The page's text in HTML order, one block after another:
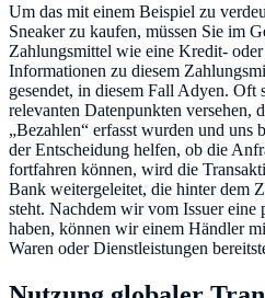
Um das mit einem Beispiel zu
Sneaker zu kaufen, müssen Sie im
Zahlungsmittel wie eine Kredit-
Informationen zu diesem
gesendet, in diesem Fall Adyen. Oft
relevanten Datenpunkten versehen,
„Bezahlen“ erfasst wurden und uns
der Entscheidung helfen, ob die
fortfahren können, wird die
Bank weitergeleitet, die hinter dem
steht. Nachdem wir vom Issuer eine
haben, können wir einem Händler
Waren oder Dienstleistungen